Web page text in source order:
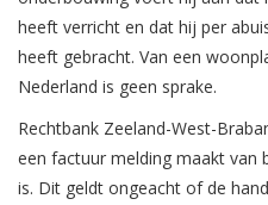
heeft verricht en dat hij per
heeft gebracht. Van een
Nederland is geen sprake.
Rechtbank Zeeland-West-
een factuur melding maakt van
is. Dit geldt ongeacht of de